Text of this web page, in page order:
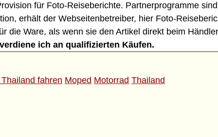
für Foto-Reiseberichte. Partnerprogramme
erhält der Webseitenbetreiber, hier Foto-
die Ware, als wenn sie den Artikel direkt beim
ich an qualifizierten Käufen.
fahren Moped Motorrad Thailand